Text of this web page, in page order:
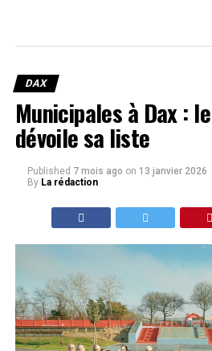
DAX
Municipales à Dax :
dévoile sa liste
Published 7 mois ago on 13 janvier 2026
By La rédaction